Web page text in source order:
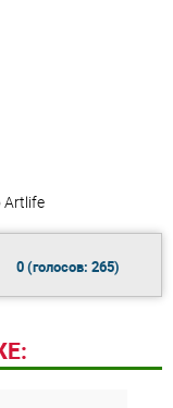
Artlife
0(голосов: 265)